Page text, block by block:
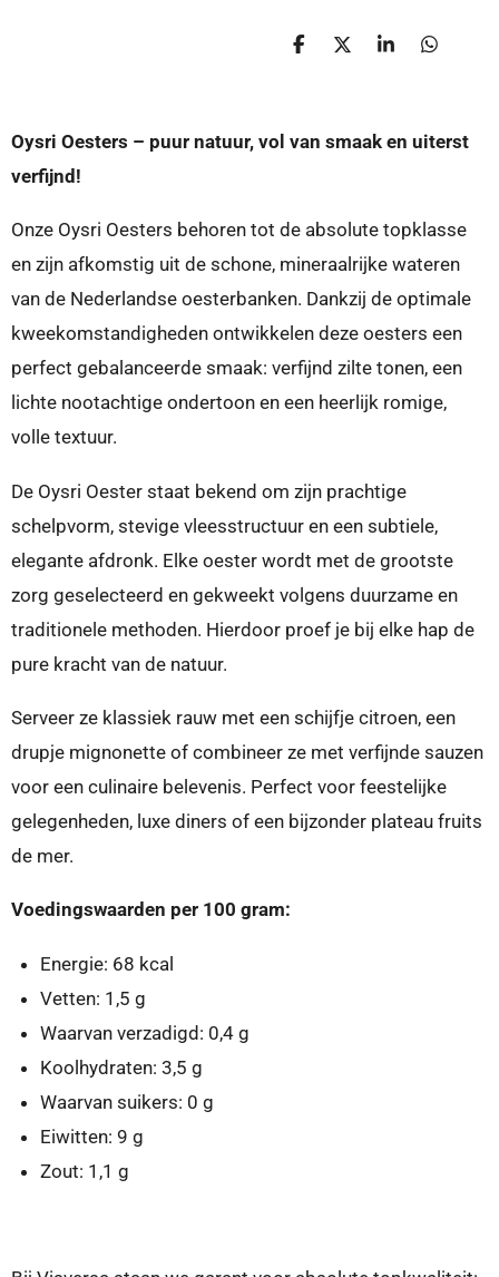
D
n
D
S
e
D
n
Oysri Oesters – puur natuur, vol van smaak en uiterst
verfijnd!
Onze Oysri Oesters behoren tot de absolute topklasse
en zijn afkomstig uit de schone, mineraalrijke wateren
van de Nederlandse oesterbanken. Dankzij de optimale
kweekomstandigheden ontwikkelen deze oesters een
perfect gebalanceerde smaak: verfijnd zilte tonen, een
lichte nootachtige ondertoon en een heerlijk romige,
volle textuur.
De Oysri Oester staat bekend om zijn prachtige
schelpvorm, stevige vleesstructuur en een subtiele,
elegante afdronk. Elke oester wordt met de grootste
zorg geselecteerd en gekweekt volgens duurzame en
traditionele methoden. Hierdoor proef je bij elke hap de
pure kracht van de natuur.
Serveer ze klassiek rauw met een schijfje citroen, een
drupje mignonette of combineer ze met verfijnde sauzen
voor een culinaire belevenis. Perfect voor feestelijke
gelegenheden, luxe diners of een bijzonder plateau fruits
de mer.
Voedingswaarden per 100 gram:
Energie: 68 kcal
Vetten: 1,5 g
Waarvan verzadigd: 0,4 g
Koolhydraten: 3,5 g
Waarvan suikers: 0 g
Eiwitten: 9 g
Zout: 1,1 g